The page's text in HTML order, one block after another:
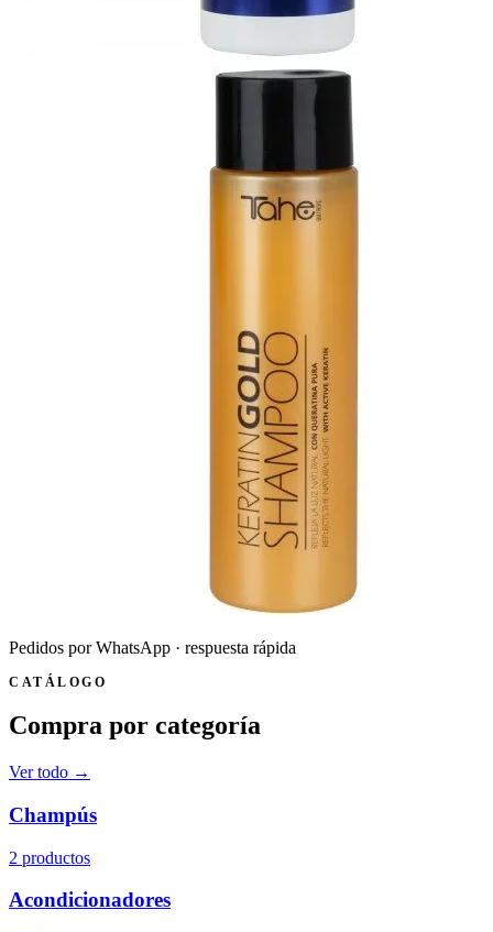
Pedidos por WhatsApp · respuesta rápida
CATÁLOGO
Compra por categoría
Ver todo →
Champús
2 productos
Acondicionadores